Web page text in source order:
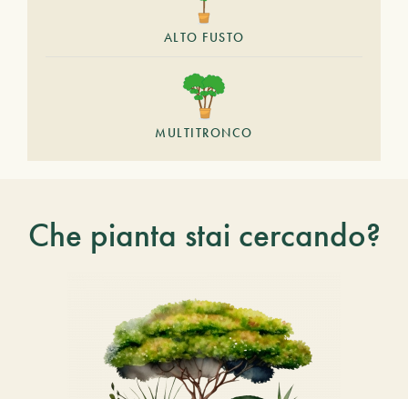
ALTO FUSTO
MULTITRONCO
Che pianta stai cercando?